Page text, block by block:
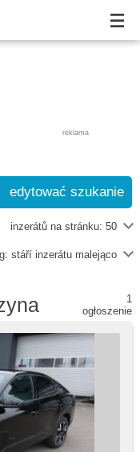
reklama
edytować szukanie
inzerátů na stránku: 50
stáří inzerátu malejąco
1
ogłoszenie